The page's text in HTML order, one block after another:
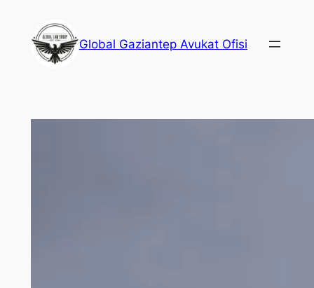
Global Gaziantep Avukat Ofisi